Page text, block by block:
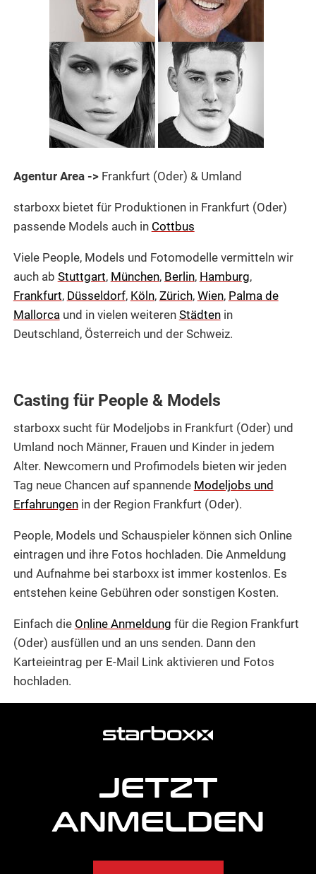
Agentur Area -> Frankfurt (Oder) & Umland
starboxx bietet für Produktionen in Frankfurt (Oder)
passende Models auch in Cottbus
Viele People, Models und Fotomodelle vermitteln wir
auch ab Stuttgart, München, Berlin, Hamburg,
Frankfurt, Düsseldorf, Köln, Zürich, Wien, Palma de
Mallorca und in vielen weiteren Städtenin
Deutschland, Österreich und der Schweiz.
Casting für People & Models
starboxx sucht für Modeljobs in Frankfurt (Oder) und
Umland noch Männer, Frauen und Kinder in jedem
Alter. Newcomern und Profimodels bieten wir jeden
Tag neue Chancen auf spannende Modeljobs und
Erfahrungenin der Region Frankfurt (Oder).
People, Models und Schauspieler können sich Online
eintragen und ihre Fotos hochladen. Die Anmeldung
und Aufnahme bei starboxx ist immer kostenlos. Es
entstehen keine Gebühren oder sonstigen Kosten.
Einfach die Online Anmeldung für die Region Frankfurt
(Oder) ausfüllen und an uns senden. Dann den
Karteieintrag per E-Mail Link aktivieren und Fotos
hochladen.
JETZT
ANMELDEN